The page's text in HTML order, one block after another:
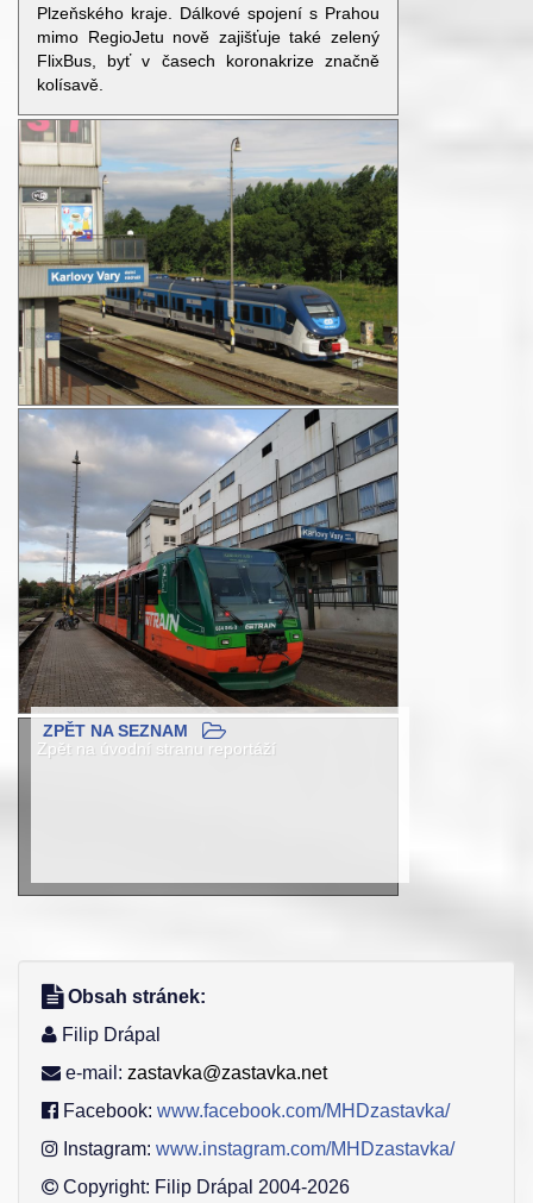
Plzeňského kraje. Dálkové spojení s Prahou
mimo RegioJetu nově zajišťuje také zelený
FlixBus, byť v časech koronakrize značně
kolísavě.
Zpět na úvodní stranu reportáží
ZPĚT NA SEZNAM
Obsah stránek:
Filip Drápal
e-mail: zastavka@zastavka.net
Facebook: www.facebook.com/MHDzastavka/
Instagram: www.instagram.com/MHDzastavka/
Copyright: Filip Drápal 2004-2026